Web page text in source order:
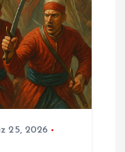
25, 2026